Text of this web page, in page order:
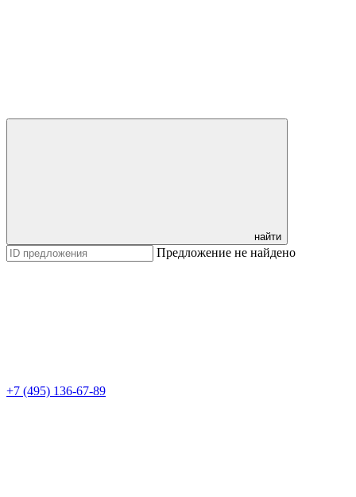
найти
Предложение не найдено
+7 (495) 136-67-89